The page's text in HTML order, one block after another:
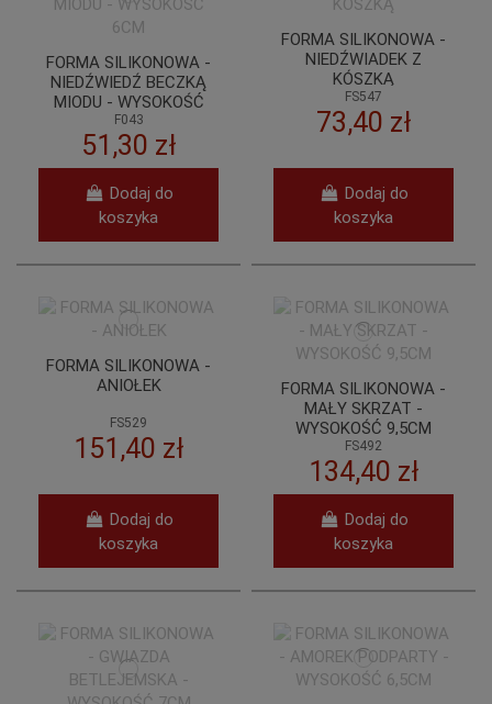
FORMA SILIKONOWA -
NIEDŹWIEDŹ BECZKĄ
MIODU - WYSOKOŚĆ
6CM
F043
51,30 zł
Dodaj do
koszyka
FORMA SILIKONOWA -
NIEDŹWIADEK Z
KÓSZKĄ
FS547
73,40 zł
Dodaj do
koszyka
FORMA SILIKONOWA -
ANIOŁEK
FS529
151,40 zł
Dodaj do
koszyka
FORMA SILIKONOWA -
MAŁY SKRZAT -
WYSOKOŚĆ 9,5CM
FS492
134,40 zł
Dodaj do
koszyka